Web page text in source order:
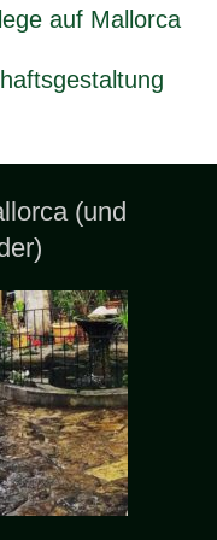
auf Mallorca
(und